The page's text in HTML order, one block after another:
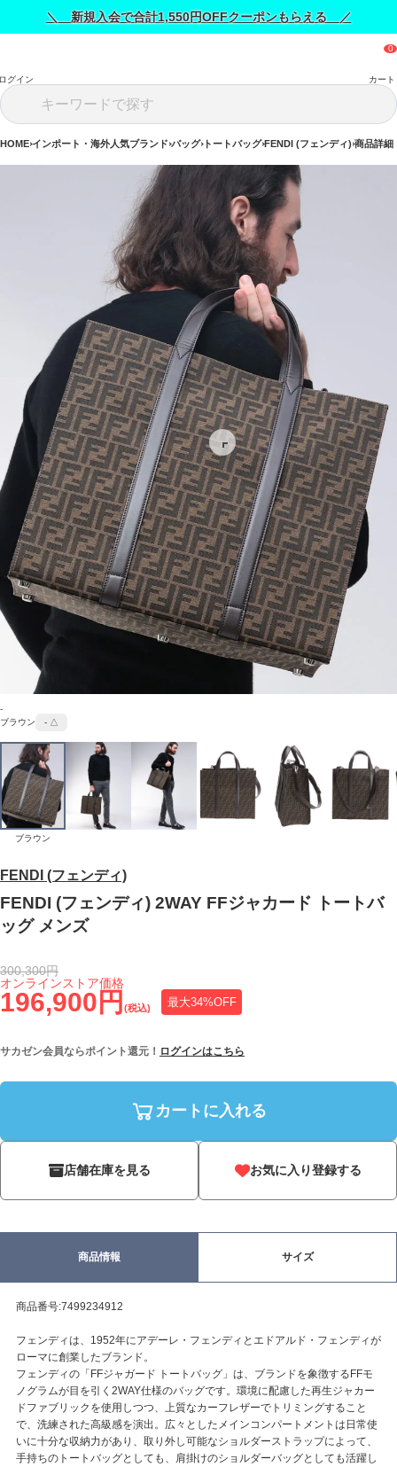
＼ 新規入会で合計1,550円OFFクーポンもらえる ／
グイン カート
HOME インポート・海外人気ブランド バッグ トートバッグ FENDI (フェンディ) 商品詳細
FENDI (フェンディ)
FENDI (フェンディ) 2WAY FFジャカード トートバ
ッグ メンズ
196,900円 (税込) 最大34%OFF
オンラインストア価格
300,300円
サカゼン会員ならポイント還元！ ログインはこちら
カートに入れる
店舗在庫を見る お気に入り登録する
-
ブラウン
- △
ブラウン
商品情報 サイズ
商品番号:7499234912
フェンディは、1952年にアデーレ・フェンディとエドアルド・フェンディが
ローマに創業したブランド。
フェンディの「FFジャガード トートバッグ」は、ブランドを象徴するFFモ
ノグラムが目を引く2WAY仕様のバッグです。環境に配慮した再生ジャカー
ドファブリックを使用しつつ、上質なカーフレザーでトリミングすること
で、洗練された高級感を演出。広々としたメインコンパートメントは日常使
いに十分な収納力があり、取り外し可能なショルダーストラップによって、
手持ちのトートバッグとしても、肩掛けのショルダーバッグとしても活躍し